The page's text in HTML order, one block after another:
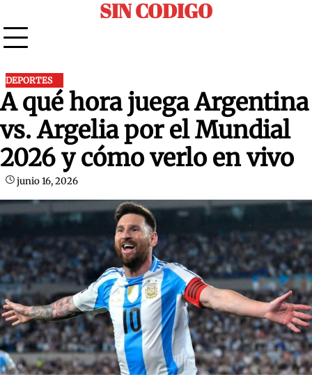
to
content
SIN CODIGO
DEPORTES
A qué hora juega Argentina
vs. Argelia por el Mundial
2026 y cómo verlo en vivo
junio 16, 2026